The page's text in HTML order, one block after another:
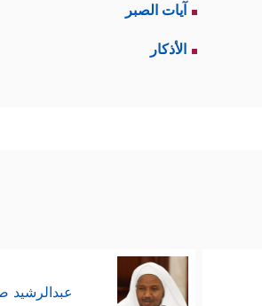
آيات الصبر
الأذكار
عبدالرشيد